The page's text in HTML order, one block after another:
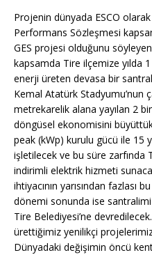
Projenin dünyada ESCO
Performans Sözleşmesi
GES projesi olduğunu
kapsamda Tire ilçemize yılda
enerji üreten devasa bir
Kemal Atatürk Stadyumu’nun
metrekarelik alana yayılan 2
döngüsel ekonomisini
peak (kWp) kurulu gücü ile 15
işletilecek ve bu süre zarfında
indirimli elektrik hizmeti
ihtiyacının yarısından fazlası
dönemi sonunda ise
Tire Belediyesi’ne
ürettiğimiz yenilikçi
Dünyadaki değişimin öncü